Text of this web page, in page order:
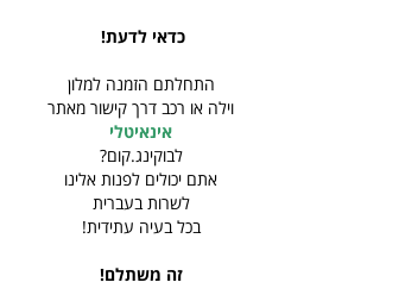
כדאי לדעת!
התחלתם הזמנה למלון
וילה או רכב דרך קישור מאתר
אינאיטלי
לבוקינג.קום?
אתם יכולים לפנות אלינו
לשרות בעברית
בכל בעיה עתידית!
זה משתלם!